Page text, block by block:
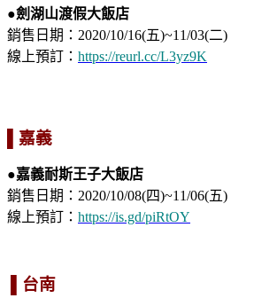
●劍湖山渡假大飯店
銷售日期：2020/10/16(五)~11/03(二)
線上預訂： https://reurl.cc/L3yz9K
▌嘉義
●嘉義耐斯王子大飯店
銷售日期：2020/10/08(四)~11/06(五)
線上預訂： https://is.gd/piRtOY
▌台南